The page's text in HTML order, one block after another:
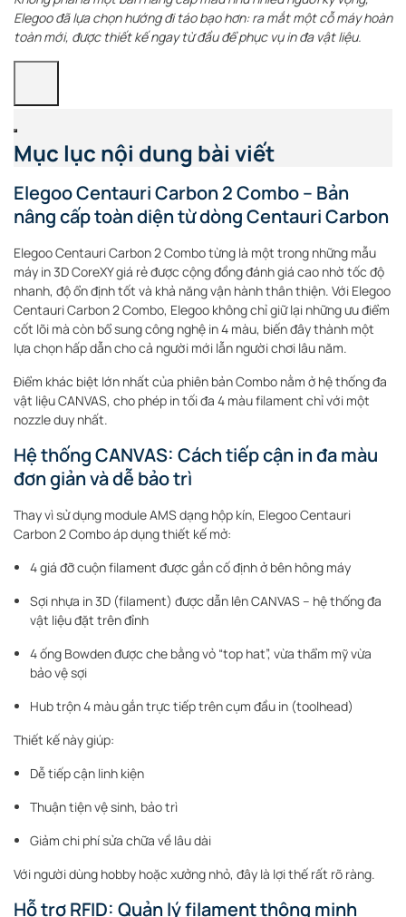
Elegoo đã lựa chọn hướng đi táo bạo hơn: ra mắt một cỗ máy hoàn
toàn mới, được thiết kế ngay từ đầu để phục vụ in đa vật liệu.
Mục lục nội dung bài viết
Elegoo Centauri Carbon 2 Combo – Bản
nâng cấp toàn diện từ dòng Centauri Carbon
Elegoo Centauri Carbon 2 Combo từng là một trong những mẫu
máy in 3D CoreXY giá rẻ được cộng đồng đánh giá cao nhờ tốc độ
nhanh, độ ổn định tốt và khả năng vận hành thân thiện. Với Elegoo
Centauri Carbon 2 Combo, Elegoo không chỉ giữ lại những ưu điểm
cốt lõi mà còn bổ sung công nghệ in 4 màu, biến đây thành một
lựa chọn hấp dẫn cho cả người mới lẫn người chơi lâu năm.
Điểm khác biệt lớn nhất của phiên bản Combo nằm ở hệ thống đa
vật liệu CANVAS, cho phép in tối đa 4 màu filament chỉ với một
nozzle duy nhất.
Hệ thống CANVAS: Cách tiếp cận in đa màu
đơn giản và dễ bảo trì
Thay vì sử dụng module AMS dạng hộp kín, Elegoo Centauri
Carbon 2 Combo áp dụng thiết kế mở:
4 giá đỡ cuộn filament được gắn cố định ở bên hông máy
Sợi nhựa in 3D (filament) được dẫn lên CANVAS – hệ thống đa
vật liệu đặt trên đỉnh
4 ống Bowden được che bằng vỏ “top hat”, vừa thẩm mỹ vừa
bảo vệ sợi
Hub trộn 4 màu gắn trực tiếp trên cụm đầu in (toolhead)
Thiết kế này giúp:
Dễ tiếp cận linh kiện
Thuận tiện vệ sinh, bảo trì
Giảm chi phí sửa chữa về lâu dài
Với người dùng hobby hoặc xưởng nhỏ, đây là lợi thế rất rõ ràng.
Hỗ trợ RFID: Quản lý filament thông minh